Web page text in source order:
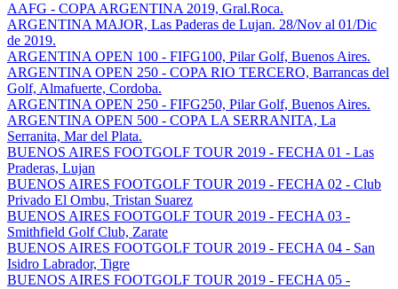
AAFG - COPA ARGENTINA 2019, Gral.Roca.
ARGENTINA MAJOR, Las Paderas de Lujan. 28/Nov al 01/Dic
de 2019.
ARGENTINA OPEN 100 - FIFG100, Pilar Golf, Buenos Aires.
ARGENTINA OPEN 250 - COPA RIO TERCERO, Barrancas del
Golf, Almafuerte, Cordoba.
ARGENTINA OPEN 250 - FIFG250, Pilar Golf, Buenos Aires.
ARGENTINA OPEN 500 - COPA LA SERRANITA, La
Serranita, Mar del Plata.
BUENOS AIRES FOOTGOLF TOUR 2019 - FECHA 01 - Las
Praderas, Lujan
BUENOS AIRES FOOTGOLF TOUR 2019 - FECHA 02 - Club
Privado El Ombu, Tristan Suarez
BUENOS AIRES FOOTGOLF TOUR 2019 - FECHA 03 -
Smithfield Golf Club, Zarate
BUENOS AIRES FOOTGOLF TOUR 2019 - FECHA 04 - San
Isidro Labrador, Tigre
BUENOS AIRES FOOTGOLF TOUR 2019 - FECHA 05 -